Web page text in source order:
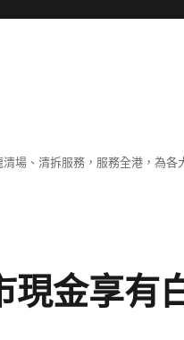
、清拆服務，服務全港，為
現金享有